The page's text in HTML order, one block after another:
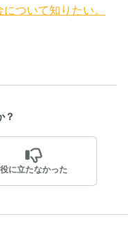
ついて知りたい。
？
役に立たなかった